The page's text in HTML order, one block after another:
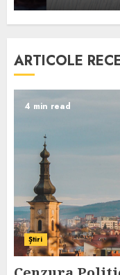
ARTICOLE
4 min read
Știri